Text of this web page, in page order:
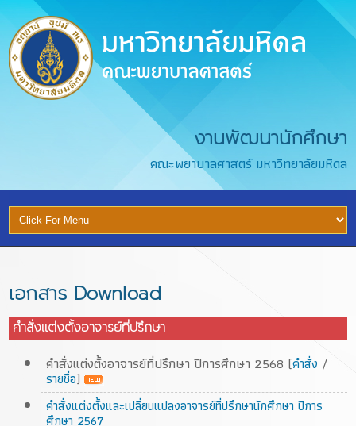
งานพัฒนานักศึกษา
คณะพยาบาลศาสตร์ มหาวิทยาลัยมหิดล
เอกสาร Download
คำสั่งแต่งตั้งอาจารย์ที่ปรึกษา
คำสั่งแต่งตั้งอาจารย์ที่ปรึกษา ปีการศึกษา 2568 (คำสั่ง /
รายชื่อ)
คำสั่งแต่งตั้งและเปลี่ยนแปลงอาจารย์ที่ปรึกษานักศึกษา ปีการ
ศึกษา 2567